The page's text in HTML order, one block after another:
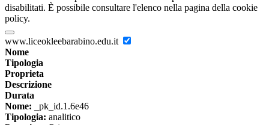
disabilitati. È possibile consultare l'elenco nella pagina della cookie
policy.
www.liceokleebarabino.edu.it
Nome
Tipologia
Proprieta
Descrizione
Durata
Nome: _pk_id.1.6e46
Tipologia: analitico